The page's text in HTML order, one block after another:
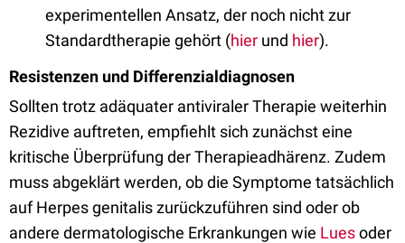
experimentellen Ansatz, der noch nicht zur
Standardtherapie gehört (hier und hier).
Resistenzen und Differenzialdiagnosen
Sollten trotz adäquater antiviraler Therapie weiterhin
Rezidive auftreten, empfiehlt sich zunächst eine
kritische Überprüfung der Therapieadhärenz. Zudem
muss abgeklärt werden, ob die Symptome tatsächlich
auf Herpes genitalis zurückzuführen sind oder ob
andere dermatologische Erkrankungen wie Luesoder